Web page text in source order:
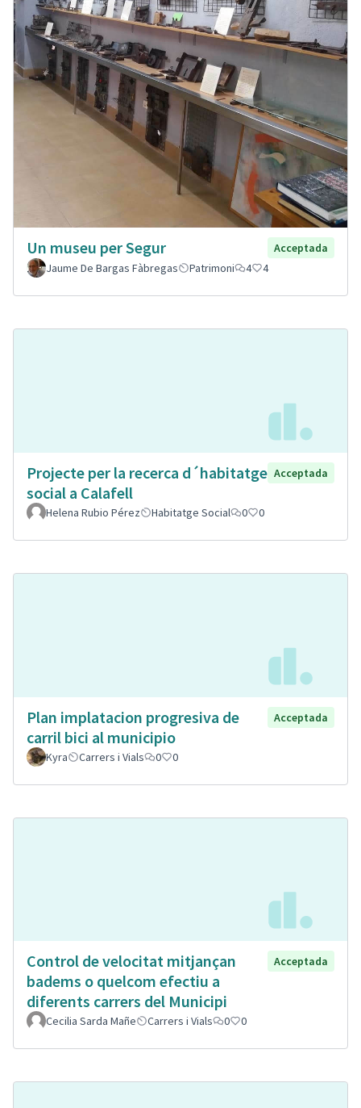
Un museu per Segur
Acceptada
Jaume De Bargas Fàbregas
Patrimoni 4 4
Projecte per la recerca d´habitatge
social a Calafell
Acceptada
Helena Rubio Pérez Habitatge Social 0 0
Plan implatacion progresiva de
carril bici al municipio
Acceptada
Kyra Carrers i Vials 0 0
Control de velocitat mitjançan
badems o quelcom efectiu a
diferents carrers del Municipi
Acceptada
Cecilia Sarda Mañe Carrers i Vials 0 0